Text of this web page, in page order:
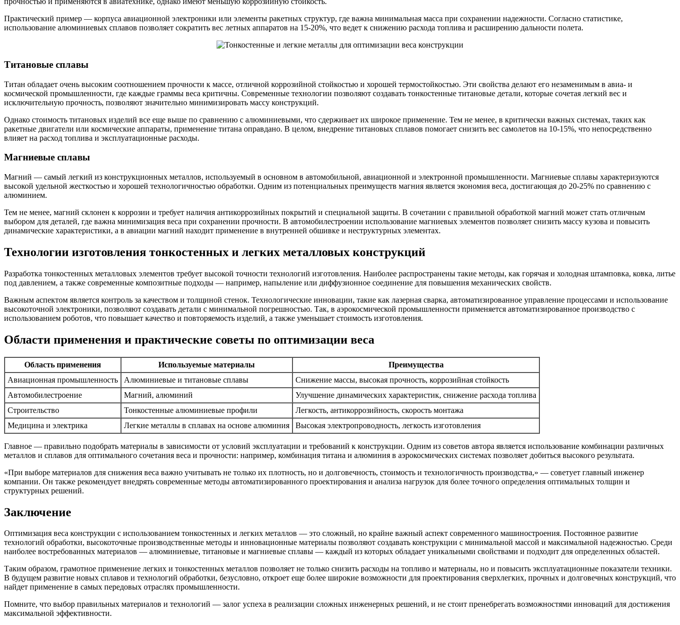
Практический пример — корпуса авиационной электроники или элементы ракетных структур, где важна минимальная масса при сохранении надежности. Согласно статистике,
использование алюминиевых сплавов позволяет сократить вес летных аппаратов на 15-20%, что ведет к снижению расхода топлива и расширению дальности полета.
Титановые сплавы
Титан обладает очень высоким соотношением прочности к массе, отличной коррозийной стойкостью и хорошей термостойкостью. Эти свойства делают его незаменимым в авиа- и
космической промышленности, где каждые граммы веса критичны. Современные технологии позволяют создавать тонкостенные титановые детали, которые сочетая легкий вес и
исключительную прочность, позволяют значительно минимизировать массу конструкций.
Однако стоимость титановых изделий все еще выше по сравнению с алюминиевыми, что сдерживает их широкое применение. Тем не менее, в критически важных системах, таких как
ракетные двигатели или космические аппараты, применение титана оправдано. В целом, внедрение титановых сплавов помогает снизить вес самолетов на 10-15%, что непосредственно
влияет на расход топлива и эксплуатационные расходы.
Магниевые сплавы
Магний — самый легкий из конструкционных металлов, используемый в основном в автомобильной, авиационной и электронной промышленности. Магниевые сплавы характеризуются
высокой удельной жесткостью и хорошей технологичностью обработки. Одним из потенциальных преимуществ магния является экономия веса, достигающая до 20-25% по сравнению с
алюминием.
Тем не менее, магний склонен к коррозии и требует наличия антикоррозийных покрытий и специальной защиты. В сочетании с правильной обработкой магний может стать отличным
выбором для деталей, где важна минимизация веса при сохранении прочности. В автомобилестроении использование магниевых элементов позволяет снизить массу кузова и повысить
динамические характеристики, а в авиации магний находит применение в внутренней обшивке и неструктурных элементах.
Технологии изготовления тонкостенных и легких металловых конструкций
Разработка тонкостенных металловых элементов требует высокой точности технологий изготовления. Наиболее распространены такие методы, как горячая и холодная штамповка, ковка, литье
под давлением, а также современные композитные подходы — например, напыление или диффузионное соединение для повышения механических свойств.
Важным аспектом является контроль за качеством и толщиной стенок. Технологические инновации, такие как лазерная сварка, автоматизированное управление процессами и использование
высокоточной электроники, позволяют создавать детали с минимальной погрешностью. Так, в аэрокосмической промышленности применяется автоматизированное производство с
использованием роботов, что повышает качество и повторяемость изделий, а также уменьшает стоимость изготовления.
Области применения и практические советы по оптимизации веса
Область применения Используемые материалы
Преимущества
Авиационная промышленность
Алюминиевые и титановые сплавы
Снижение массы, высокая прочность, коррозийная стойкость
Автомобилестроение
Магний, алюминий
Улучшение динамических характеристик, снижение расхода топлива
Строительство
Тонкостенные алюминиевые профили
Легкость, антикоррозийность, скорость монтажа
Медицина и электрика
Легкие металлы в сплавах на основе алюминия Высокая электропроводность, легкость изготовления
Главное — правильно подобрать материалы в зависимости от условий эксплуатации и требований к конструкции. Одним из советов автора является использование комбинации различных
металлов и сплавов для оптимального сочетания веса и прочности: например, комбинация титана и алюминия в аэрокосмических системах позволяет добиться высокого результата.
«При выборе материалов для снижения веса важно учитывать не только их плотность, но и долговечность, стоимость и технологичность производства,» — советует главный инженер
компании. Он также рекомендует внедрять современные методы автоматизированного проектирования и анализа нагрузок для более точного определения оптимальных толщин и
структурных решений.
Заключение
Оптимизация веса конструкции с использованием тонкостенных и легких металлов — это сложный, но крайне важный аспект современного машиностроения. Постоянное развитие
технологий обработки, высокоточные производственные методы и инновационные материалы позволяют создавать конструкции с минимальной массой и максимальной надежностью. Среди
наиболее востребованных материалов — алюминиевые, титановые и магниевые сплавы — каждый из которых обладает уникальными свойствами и подходит для определенных областей.
Таким образом, грамотное применение легких и тонкостенных металлов позволяет не только снизить расходы на топливо и материалы, но и повысить эксплуатационные показатели техники.
В будущем развитие новых сплавов и технологий обработки, безусловно, откроет еще более широкие возможности для проектирования сверхлегких, прочных и долговечных конструкций, что
найдет применение в самых передовых отраслях промышленности.
Помните, что выбор правильных материалов и технологий — залог успеха в реализации сложных инженерных решений, и не стоит пренебрегать возможностями инноваций для достижения
максимальной эффективности.